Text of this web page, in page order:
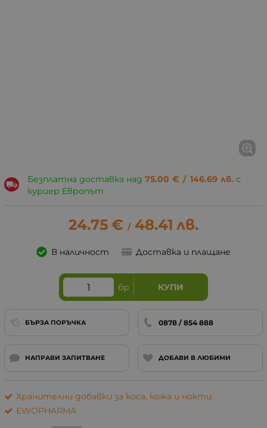
Безплатна доставка над 75.00 € / 146.69 лв. с
куриер Европът
24.75 € / 48.41 лв.
В наличност Доставка и плащане
бр КУПИ
БЪРЗА ПОРЪЧКА 0878 / 854 888
НАПРАВИ ЗАПИТВАНЕ ДОБАВИ В ЛЮБИМИ
Хранителни добавки за коса, кожа и нокти
EWOPHARMA